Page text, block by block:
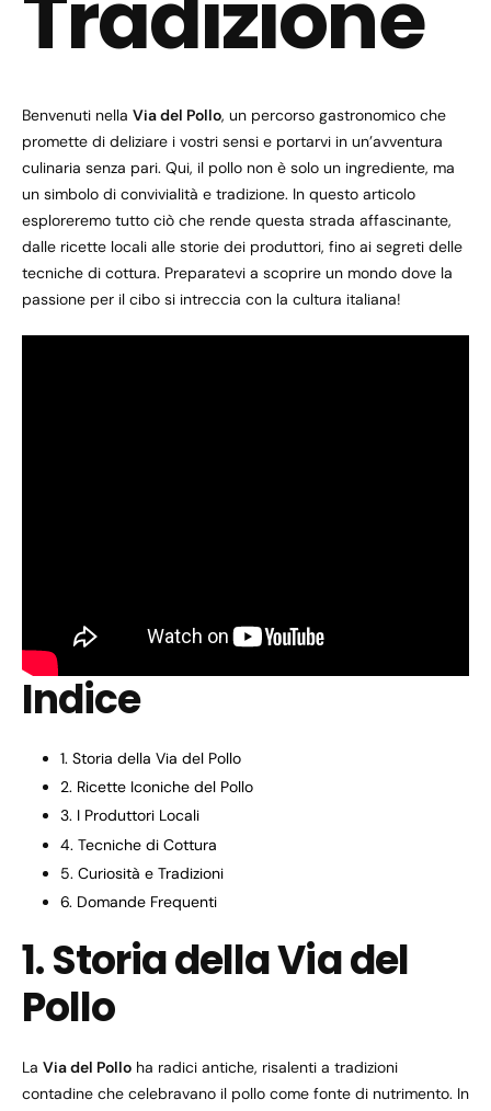
Benvenuti nella Via del Pollo, un percorso gastronomico che
promette di deliziare i vostri sensi e portarvi in un’avventura
culinaria senza pari. Qui, il pollo non è solo un ingrediente, ma
un simbolo di convivialità e tradizione. In questo articolo
esploreremo tutto ciò che rende questa strada affascinante,
dalle ricette locali alle storie dei produttori, fino ai segreti delle
tecniche di cottura. Preparatevi a scoprire un mondo dove la
passione per il cibo si intreccia con la cultura italiana!
Indice
1. Storia della Via del Pollo
2. Ricette Iconiche del Pollo
3. I Produttori Locali
4. Tecniche di Cottura
5. Curiosità e Tradizioni
6. Domande Frequenti
1. Storia della Via del
Pollo
La Via del Pollo ha radici antiche, risalenti a tradizioni
contadine che celebravano il pollo come fonte di nutrimento. In